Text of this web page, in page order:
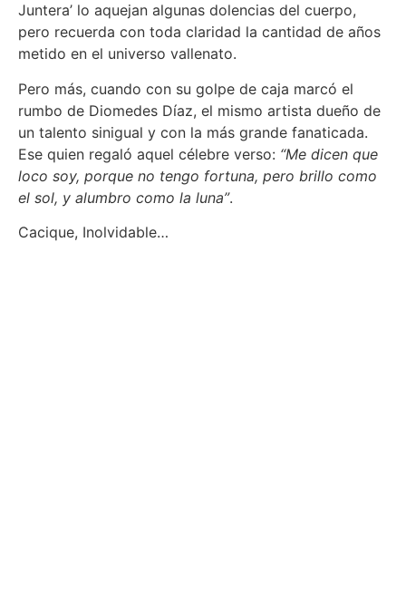
Juntera’ lo aquejan algunas dolencias del cuerpo,
pero recuerda con toda claridad la cantidad de años
metido en el universo vallenato.
Pero más, cuando con su golpe de caja marcó el
rumbo de Diomedes Díaz, el mismo artista dueño de
un talento sinigual y con la más grande fanaticada.
Ese quien regaló aquel célebre verso: “Me dicen que
loco soy, porque no tengo fortuna, pero brillo como
el sol, y alumbro como la luna”.
Cacique, Inolvidable…